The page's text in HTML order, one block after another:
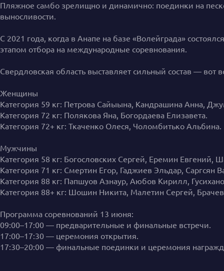
Пляжное самбо зрелищно и динамично: поединки на
выносливости.
С 2021 года, когда в Анапе на базе «Волейграда»
этапом отбора на международные соревнования.
Свердловская область выставляет сильный состав — вот
Женщины
Категория 59 кг: Петрова Сайыына, Кандрашина Анна,
Категория 72 кг: Полякова Яна, Богордаева Елизавета.
Категория 72+ кг: Ткаченко Олеся, Чоломбитько Альбина.
Мужчины
Категория 58 кг: Богословских Сергей, Еремин Евгений,
Категория 71 кг: Смертин Егор, Гаджиев Эльдар, Саргсян
Категория 88 кг: Папшуов Азнаур, Аюбов Кирилл,
Категория 88+ кг: Шошин Никита, Малетин Сергей,
Программа соревнований 13 июня:
09:00–17:00 — предварительные и финальные встречи.
17:00–17:30 — церемония открытия.
17:30–20:00 — финальные поединки и церемония